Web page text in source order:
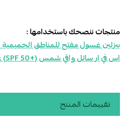
منتجات ننصحك باستخدامها :
بيزلين غسول مفتح للمناطق الحميمية 200 مل
اس في ار سائل واقي شمس (+50 SPF) عبوة 50 مل
تقييمات المنتج